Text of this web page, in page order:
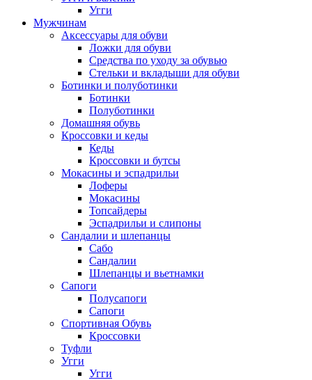
Угги
Мужчинам
Аксессуары для обуви
Ложки для обуви
Средства по уходу за обувью
Стельки и вкладыши для обуви
Ботинки и полуботинки
Ботинки
Полуботинки
Домашняя обувь
Кроссовки и кеды
Кеды
Кроссовки и бутсы
Мокасины и эспадрильи
Лоферы
Мокасины
Топсайдеры
Эспадрильи и слипоны
Сандалии и шлепанцы
Сабо
Сандалии
Шлепанцы и вьетнамки
Сапоги
Полусапоги
Сапоги
Спортивная Обувь
Кроссовки
Туфли
Угги
Угги